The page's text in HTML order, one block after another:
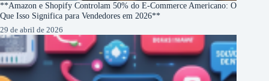
**Amazon e Shopify Controlam 50% do E-Commerce Americano: O
Que Isso Significa para Vendedores em 2026**
29 de abril de 2026